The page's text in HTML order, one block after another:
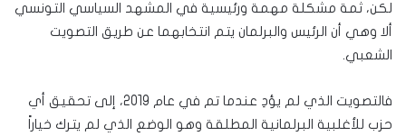
لكن، ثمة مشكلة مهمة ورئيسية في المشهد السياسي التونسي
ألا وهي أن الرئيس والبرلمان يتم انتخابهما عن طريق التصويت
الشعبي.
فالتصويت الذي لم يؤدِ عندما تم في عام 2019، إلى تحقيق أي
حزب للأغلبية البرلمانية المطلقة وهو الوضع الذي لم يترك خياراً